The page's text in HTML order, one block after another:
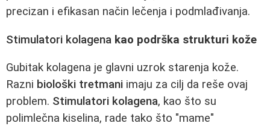
precizan i efikasan način lečenja i podmlađivanja.
Stimulatori kolagena kao podrška strukturi kože
Gubitak kolagena je glavni uzrok starenja kože.
Razni biološki tretmani imaju za cilj da reše ovaj
problem. Stimulatori kolagena, kao što su
polimlečna kiselina, rade tako što "mame"